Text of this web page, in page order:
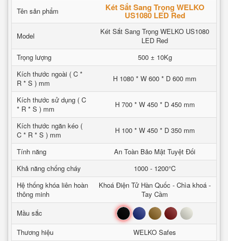
Tên sản phẩm Két Sắt Sang Trọng WELKO
US1080 LED Red
Model
Két Sắt Sang Trọng WELKO US1080
LED Red
Trọng lượng
500 ± 10Kg
Kích thước ngoài ( C *
R * S ) mm
H 1080 * W 600 * D 600 mm
Kích thước sử dụng ( C
* R * S ) mm
H 700 * W 450 * D 450 mm
Kích thước ngăn kéo (
C * R * S ) mm
H 100 * W 450 * D 350 mm
Tính năng
An Toàn Bảo Mật Tuyệt Đối
Khả năng chống cháy
1000 - 1200°C
Hệ thống khóa liên hoàn
thông minh
Khoá Điện Tử Hàn Quốc - Chìa khoá -
Tay Cầm
Mầu sắc
Đen Xanh Nâu Đỏ Trắng
Thương hiệu
WELKO Safes